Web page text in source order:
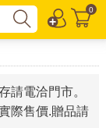
0
請電洽門市。
際售價.贈品請